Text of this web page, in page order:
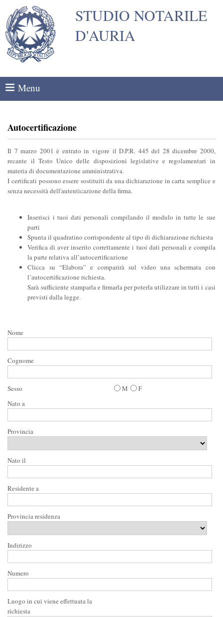
STUDIO NOTARILE
D'AURIA
Menu
Autocertificazione
Il 7 marzo 2001 è entrato in vigore il D.P.R. 445 del 28 dicembre 2000,
recante il Testo Unico delle disposizioni legislative e regolamentari in
materia di documentazione amministrativa.
I certificati possono essere sostituiti da una dichiarazione in carta semplice e
senza necessità dell'autenticazione della firma.
Inserisci i tuoi dati personali compilando il modulo in tutte le sue
parti
Spunta il quadratino corrispondente al tipo di dichiarazione richiesta
Verifica di aver inserito correttamente i tuoi dati personali e compila
la parte relativa all’autocertificazione
Clicca su “Elabora” e comparirà sul video una schermata con
l’autocertificazione richiesta.
Sarà sufficiente stamparla e firmarla per poterla utilizzare in tutti i casi
previsti dalla legge.
Nome
Cognome
Sesso M
F
Nato a
Provincia
Nato il
Residente a
Provincia residenza
Indirizzo
Numero
Luogo in cui viene effettuata la
richiesta